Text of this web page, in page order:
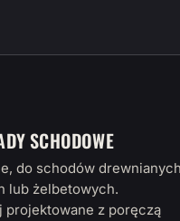
SCHODOWE
do schodów
lub żelbetowych.
projektowane z poręczą